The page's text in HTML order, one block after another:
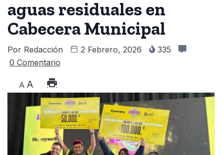
aguas residuales en
Cabecera Municipal
Por Redacción 2 Febrero, 2026
335
0 Comentario
A A